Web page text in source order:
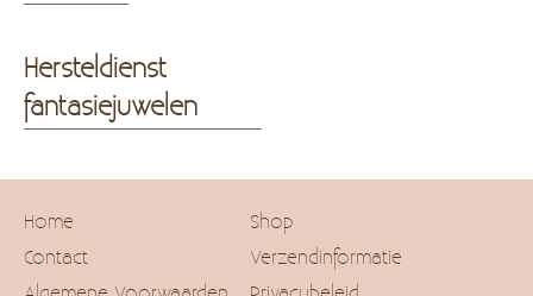
Hersteldienst
fantasiejuwelen
Home
Shop
Contact
Verzendinformatie